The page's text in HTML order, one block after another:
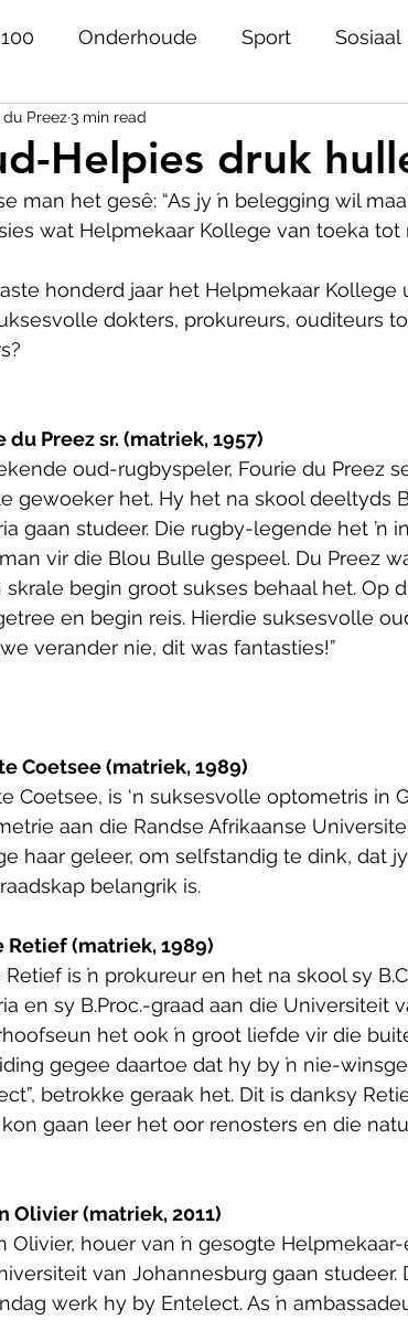
Onderhoude Sport Sosiaal
Opinie Ons plek
Taalgeskiedenis Jeug Erfenis
Geskiedenis Rolmodelle
Helpies druk
Preez3 min read
man het gesê: “As jy ŉ belegging wil
wat Helpmekaar Kollege van toeka tot
honderd jaar het Helpmekaar
dokters, prokureurs, ouditeurs
du Preez sr. (matriek, 1957)
oud-rugbyspeler, Fourie du Preez
gewoeker het. Hy het na skool deeltyds
gaan studeer. Die rugby-legende het
vir die Blou Bulle gespeel. Du Preez
skrale begin groot sukses behaal het. Op
en begin reis. Hierdie suksesvolle
verander nie, dit was fantasties!”
Coetsee (matriek, 1989)
Coetsee, is ‘n suksesvolle optometris in
aan die Randse Afrikaanse
haar geleer, om selfstandig te dink, dat
belangrik is.
Retief (matriek, 1989)
Retief is ŉ prokureur en het na skool sy
en sy B.Proc.-graad aan die Universiteit
het ook ŉ groot liefde vir die
gegee daartoe dat hy by ŉ nie-
betrokke geraak het. Dit is danksy
gaan leer het oor renosters en die
Olivier (matriek, 2011)
Olivier, houer van ŉ gesogte Helpmekaar-
van Johannesburg gaan
werk hy by Entelect. As ŉ